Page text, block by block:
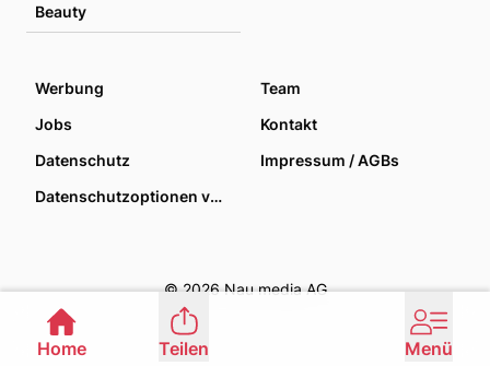
Beauty
Werbung
Team
Jobs
Kontakt
Datenschutz
Impressum / AGBs
Datenschutzoptionen verwalten
© 2026 Nau media AG
Home Teilen Menü